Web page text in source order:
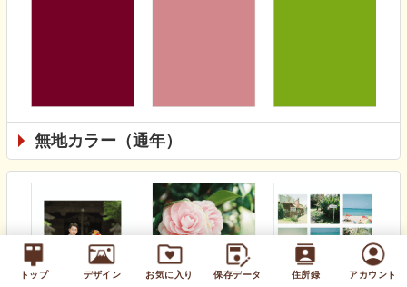
トップ デザイン お気に入り 保存データ 住所録 アカウント
無地カラー（通年）